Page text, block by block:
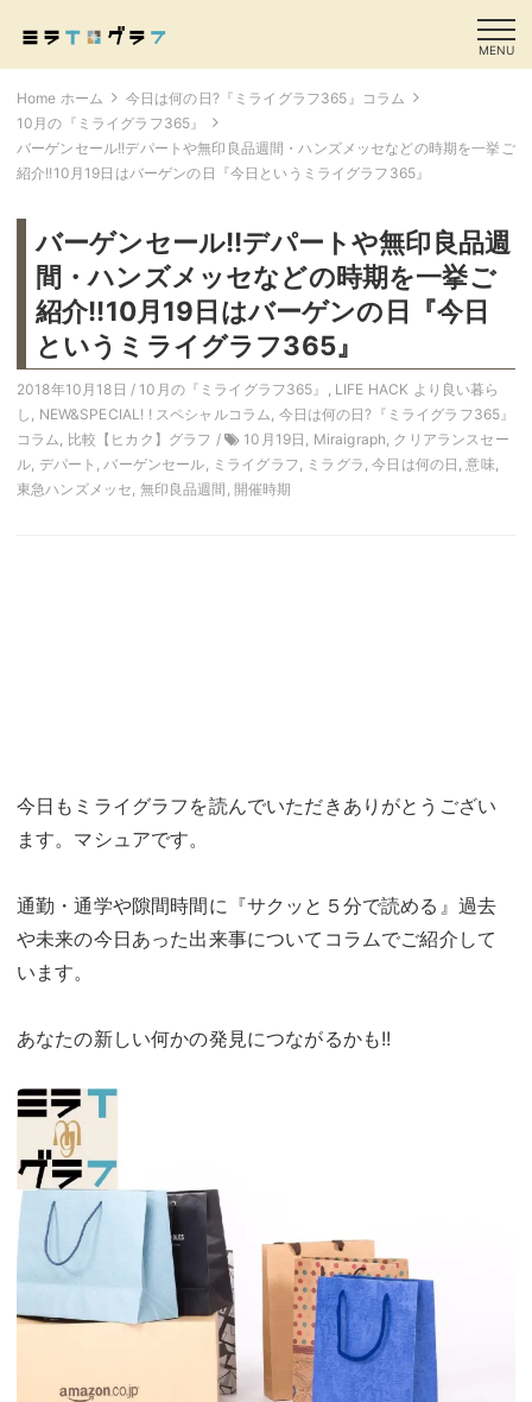
MENU
Home ホーム
今日は何の日?『ミライグラフ365』コラム
10月の『ミライグラフ365』
バーゲンセール!!デパートや無印良品週間・ハンズメッセなどの時期を一挙ご
紹介!!10月19日はバーゲンの日『今日というミライグラフ365』
バーゲンセール!!デパートや無印良品週
間・ハンズメッセなどの時期を一挙ご
紹介!!10月19日はバーゲンの日『今日
というミライグラフ365』
2018年10月18日 / 10月の『ミライグラフ365』 , LIFE HACK より良い暮ら
し , NEW&SPECIAL! ! スペシャルコラム, 今日は何の日?『ミライグラフ365』
コラム, 比較【ヒカク】グラフ / 10月19日 , Miraigraph, クリアランスセー
ル, デパート ,バーゲンセール, ミライグラフ, ミラグラ ,今日は何の日 ,意味,
東急ハンズメッセ, 無印良品週間 , 開催時期
今日もミライグラフを読んでいただきありがとうござい
ます。マシュアです。
通勤・通学や隙間時間に『サクッと５分で読める』過去
や未来の今日あった出来事についてコラムでご紹介して
います。
あなたの新しい何かの発見につながるかも!!